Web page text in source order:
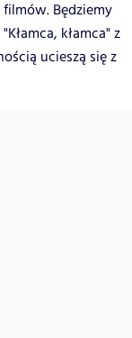
Będziemy
kłamca" z
ucieszą się z